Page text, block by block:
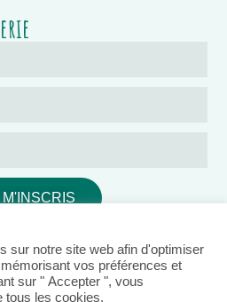
M'INSCRIS
sur notre site web afin d'optimiser
mémorisant vos préférences et
sur " Accepter ", vous
tous les cookies.